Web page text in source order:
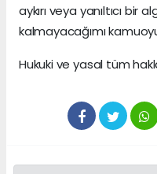
aykırı veya yanıltıcı bir
kalmayacağımı
Hukuki ve yasal tüm